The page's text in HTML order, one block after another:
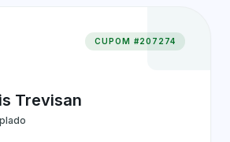
CUPOM #207274
Trevisan